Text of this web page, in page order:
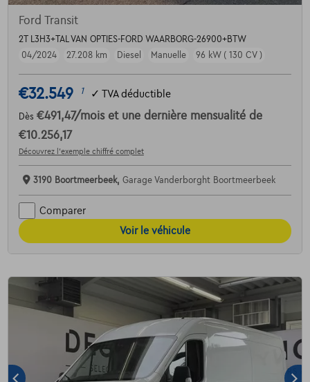
Ford Transit
2T L3H3+TAL VAN OPTIES-FORD WAARBORG-26900+BTW
04/2024
27.208 km Diesel Manuelle 96 kW ( 130 CV )
€32.549 1 ✓ TVA déductible
Dès €491,47/mois et une dernière mensualité de
€10.256,17
Découvrez l’exemple chiffré complet
3190 Boortmeerbeek, Garage Vanderborght Boortmeerbeek
Comparer
Voir le véhicule